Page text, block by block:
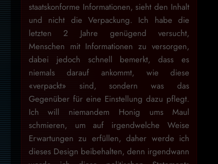
staatskonforme Informationen, sieht den Inhalt
und nicht die Verpackung. Ich habe die
letzten 2 Jahre genügend versucht,
Menschen mit Informationen zu versorgen,
dabei jedoch schnell bemerkt, dass es
niemals darauf ankommt, wie diese
«verpackt» sind, sondern was das
Gegenüber für eine Einstellung dazu pflegt.
Ich will niemandem Honig ums Maul
schmieren, um auf irgendwelche Weise
Erwartungen zu erfüllen, daher werde ich
dieses Design beibehalten, denn irgendwann